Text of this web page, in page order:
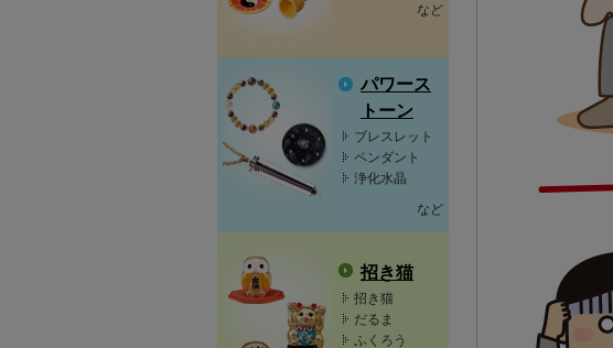
など
パワース
トーン
ブレスレット
ペンダント
浄化水晶
など
招き猫
招き猫
だるま
ふくろう